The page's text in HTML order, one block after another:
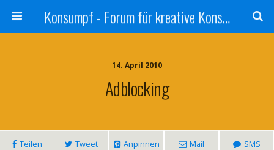
Konsumpf - Forum für kreative Konsumkritik - Culture Jamming, Nachhaltigkeit, Konzernkritik, Adbusting
14. April 2010
Adblocking
Teilen Tweet Anpinnen Mail SMS